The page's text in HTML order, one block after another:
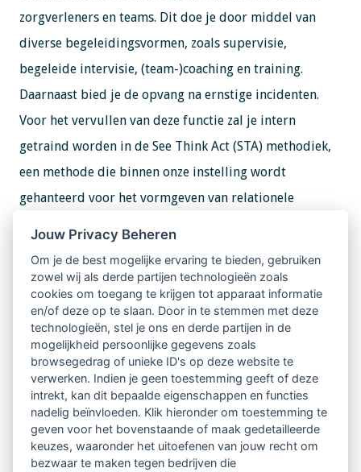
zorgverleners en teams. Dit doe je door middel van
diverse begeleidingsvormen, zoals supervisie,
begeleide intervisie, (team-)coaching en training.
Daarnaast bied je de opvang na ernstige incidenten.
Voor het vervullen van deze functie zal je intern
getraind worden in de See Think Act (STA) methodiek,
een methode die binnen onze instelling wordt
gehanteerd voor het vormgeven van relationele
organisatie. Zo geef je samen met collega’s STA
trainingen aan multidisciplinaire teams en ga je teams
coachen in het gebruik van de methodiek in het
dagelijks werk. Organisatiesensitiviteit is een factor
van belang. Je hebt een pro-actieve houding, reflectief
vermogen en je bent ontwikkelingsgericht. Je werkt
vraaggericht en dienstverlenend.
Jouw Privacy Beheren
Om je de best mogelijke ervaring te bieden, gebruiken
zowel wij als derde partijen technologieën zoals
cookies om toegang te krijgen tot apparaat informatie
en/of deze op te slaan. Door in te stemmen met deze
technologieën, stel je ons en derde partijen in de
mogelijkheid persoonlijke gegevens zoals
browsegedrag of unieke ID's op deze website te
verwerken. Indien je geen toestemming geeft of deze
intrekt, kan dit bepaalde eigenschappen en functies
nadelig beïnvloeden. Klik hieronder om toestemming te
geven voor het bovenstaande of maak gedetailleerde
keuzes, waaronder het uitoefenen van jouw recht om
bezwaar te maken tegen bedrijven die